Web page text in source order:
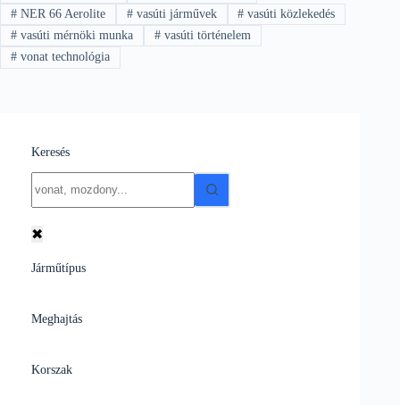
#NER 66 Aerolite #vasúti járművek # vasúti közlekedés
#vasúti mérnöki munka #vasúti történelem
#vonat technológia
Keresés
results
✖
Járműtípus
Meghajtás
Korszak